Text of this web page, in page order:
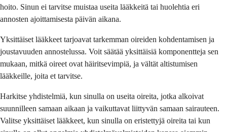
hoito. Sinun ei tarvitse muistaa useita lääkkeitä tai huolehtia eri
annosten ajoittamisesta päivän aikana.
Yksittäiset lääkkeet tarjoavat tarkemman oireiden kohdentamisen ja
joustavuuden annostelussa. Voit säätää yksittäisiä komponentteja sen
mukaan, mitkä oireet ovat häiritsevimpiä, ja vältät altistumisen
lääkkeille, joita et tarvitse.
Harkitse yhdistelmiä, kun sinulla on useita oireita, jotka alkoivat
suunnilleen samaan aikaan ja vaikuttavat liittyvän samaan sairauteen.
Valitse yksittäiset lääkkeet, kun sinulla on eristettyjä oireita tai kun